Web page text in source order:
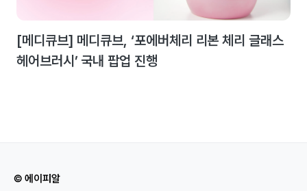
[메디큐브] 메디큐브, ‘포에버체리 리본 체리 글래스
헤어브러시’ 국내 팝업 진행
© 에이피알